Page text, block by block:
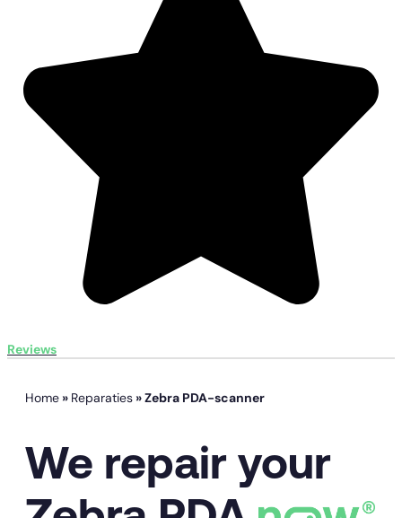
Reviews
Home » Reparaties »Zebra PDA-scanner
We repair your